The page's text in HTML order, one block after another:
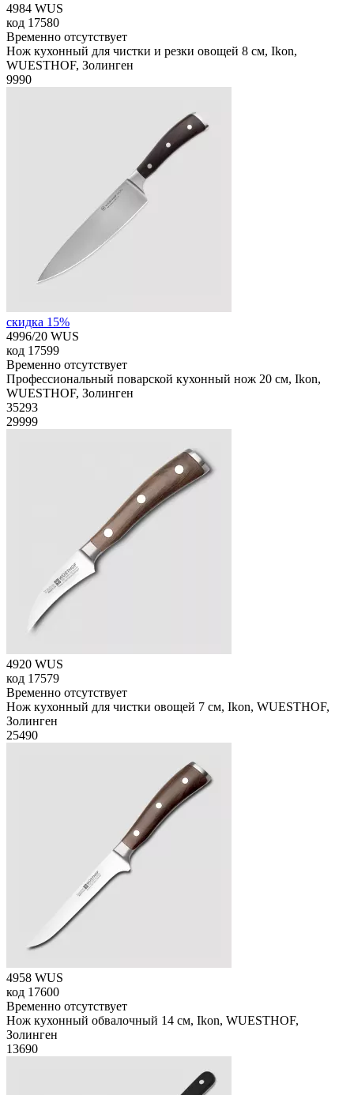
4984 WUS
код 17580
Временно отсутствует
Нож кухонный для чистки и резки овощей 8 см, Ikon,
WUESTHOF, Золинген
9990
скидка 15%
4996/20 WUS
код 17599
Временно отсутствует
Профессиональный поварской кухонный нож 20 см, Ikon,
WUESTHOF, Золинген
35293
29999
4920 WUS
код 17579
Временно отсутствует
Нож кухонный для чистки овощей 7 см, Ikon, WUESTHOF,
Золинген
25490
4958 WUS
код 17600
Временно отсутствует
Нож кухонный обвалочный 14 см, Ikon, WUESTHOF,
Золинген
13690